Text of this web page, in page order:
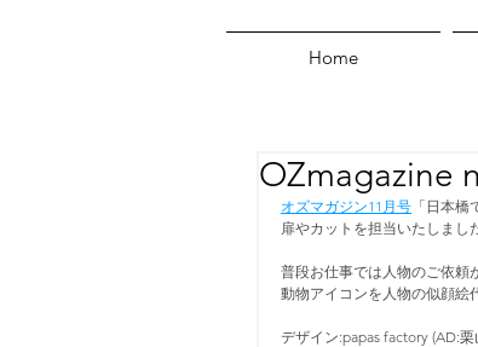
Home
OZmagazine
オズマガジン11月号 「日本
扉やカットを担当いたしまし
普段お仕事では人物のご依頼
動物アイコンを人物の似顔絵
デザイン:papas factory (AD: